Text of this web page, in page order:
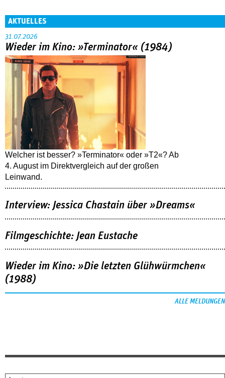
AKTUELLES
31.07.2026
Wieder im Kino: »Terminator« (1984)
Welcher ist besser? »Terminator« oder »T2«? Ab
4. August im Direktvergleich auf der großen
Leinwand.
Interview: Jessica Chastain über »Dreams«
Filmgeschichte: Jean Eustache
Wieder im Kino: »Die letzten Glühwürmchen«
(1988)
ALLE MELDUNGEN